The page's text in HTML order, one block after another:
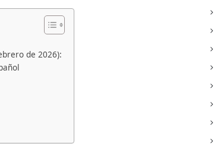
de 2026):